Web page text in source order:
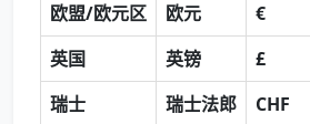
欧盟/欧元区
欧元 €
英国
英镑 £
瑞士
瑞士法郎 CHF